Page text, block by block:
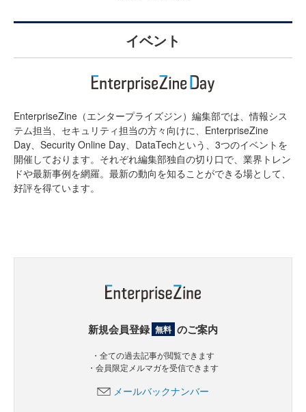
イベント
EnterpriseZine（エンタープライズジン）編集部では、情報シス
テム担当、セキュリティ担当の方々向けに、EnterpriseZine
Day、Security Online Day、DataTechという、3つのイベントを
開催しております。それぞれ編集部独自の切り口で、業界トレン
ドや最新事例を網羅。最新の動向を知ることができる場として、
好評を得ています。
新規会員登録 無料 のご案内
・全ての過去記事が閲覧できます
・会員限定メルマガを受信できます
メールバックナンバー